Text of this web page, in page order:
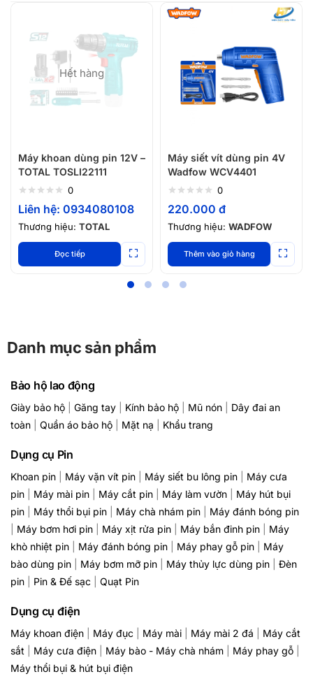
Hết hàng
Máy khoan dùng pin 12V –
TOTAL TOSLI22111
0
Liên hệ: 0934080108
Thương hiệu: TOTAL
Đọc tiếp
Máy siết vít dùng pin 4V
Wadfow WCV4401
0
220.000 đ
Thương hiệu: WADFOW
Thêm vào giỏ hàng
Danh mục sản phẩm
Bảo hộ lao động
Giày bảo hộ Găng tay Kính bảo hộ Mũ nón
Dây đai an
toàn
Quần áo bảo hộ Mặt nạ Khẩu trang
Dụng cụ Pin
Khoan pin Máy vặn vít pin Máy siết bu lông pin
Máy cưa
pin
Máy mài pin Máy cắt pin Máy làm vườn
Máy hút bụi
pin
Máy thổi bụi pin Máy chà nhám pin
Máy đánh bóng pin
Máy bơm hơi pin Máy xịt rửa pin Máy bắn đinh pin
Máy
khò nhiệt pin
Máy đánh bóng pin Máy phay gỗ pin
Máy
bào dùng pin
Máy bơm mỡ pin Máy thủy lực dùng pin
Đèn
pin
Pin & Đế sạc Quạt Pin
Dụng cụ điện
Máy khoan điện Máy đục Máy mài Máy mài 2 đá
Máy cắt
sắt
Máy cưa điện Máy bào - Máy chà nhám Máy phay gỗ
Máy thổi bụi & hút bụi điện